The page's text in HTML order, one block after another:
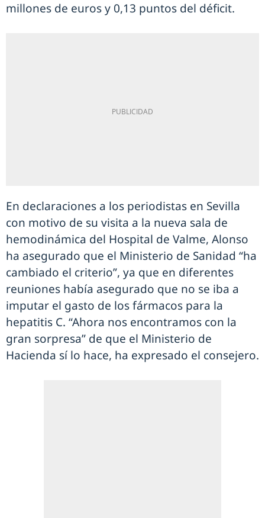
millones de euros y 0,13 puntos del déficit.
En declaraciones a los periodistas en Sevilla
con motivo de su visita a la nueva sala de
hemodinámica del Hospital de Valme, Alonso
ha asegurado que el Ministerio de Sanidad “ha
cambiado el criterio”, ya que en diferentes
reuniones había asegurado que no se iba a
imputar el gasto de los fármacos para la
hepatitis C. “Ahora nos encontramos con la
gran sorpresa” de que el Ministerio de
Hacienda sí lo hace, ha expresado el consejero.